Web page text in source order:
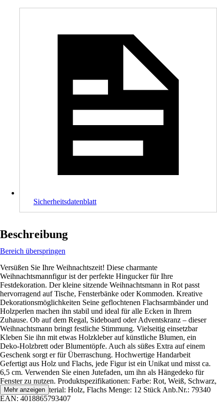
Sicherheitsdatenblatt
Beschreibung
Bereich überspringen
Versüßen Sie Ihre Weihnachtszeit! Diese charmante
Weihnachtsmannfigur ist der perfekte Hingucker für Ihre
Festdekoration. Der kleine sitzende Weihnachtsmann in Rot passt
hervorragend auf Tische, Fensterbänke oder Kommoden. Kreative
Dekorationsmöglichkeiten Seine geflochtenen Flachsarmbänder und
Holzperlen machen ihn stabil und ideal für alle Ecken in Ihrem
Zuhause. Ob auf dem Regal, Sideboard oder Adventskranz – dieser
Weihnachtsmann bringt festliche Stimmung. Vielseitig einsetzbar
Kleben Sie ihn mit etwas Holzkleber auf künstliche Blumen, ein
Deko-Holzbrett oder Blumentöpfe. Auch als süßes Extra auf einem
Geschenk sorgt er für Überraschung. Hochwertige Handarbeit
Gefertigt aus Holz und Flachs, jede Figur ist ein Unikat und misst ca.
6,5 cm. Verwenden Sie einen Jutefaden, um ihn als Hängedeko für
Fenster zu nutzen. Produktspezifikationen: Farbe: Rot, Weiß, Schwarz,
Naturfarben Material: Holz, Flachs Menge: 12 Stück Anb.Nr.: 79340
EAN: 4018865793407
Mehr anzeigen